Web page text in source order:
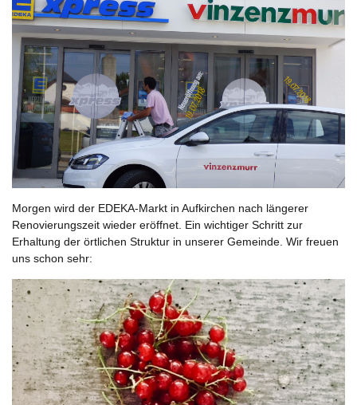
Morgen wird der EDEKA-Markt in Aufkirchen nach längerer
Renovierungszeit wieder eröffnet. Ein wichtiger Schritt zur
Erhaltung der örtlichen Struktur in unserer Gemeinde. Wir freuen
uns schon sehr: